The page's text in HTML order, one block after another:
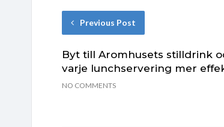
Previous Post
Byt till Aromhusets stilldrink
varje lunchservering mer
NO COMMENTS